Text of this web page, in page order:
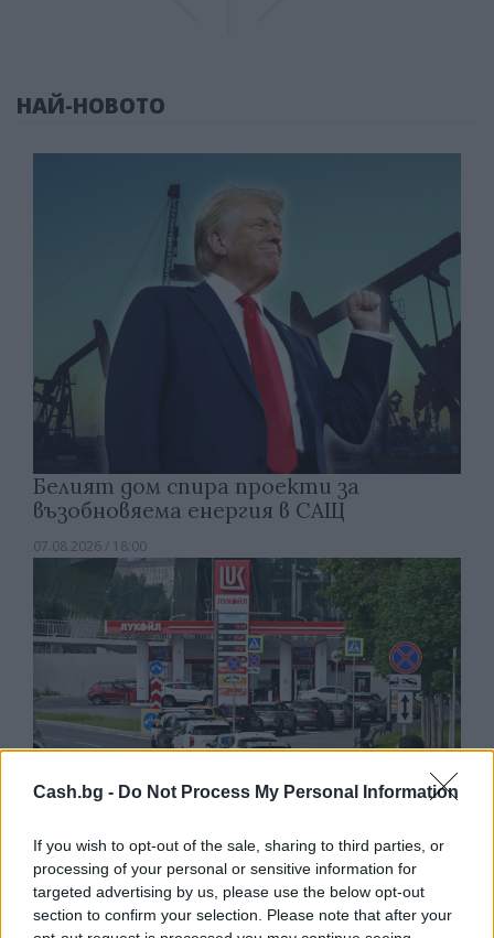
Cash.bg - Do Not Process My Personal Information
If you wish to opt-out of the sale, sharing to third parties, or
processing of your personal or sensitive information for
targeted advertising by us, please use the below opt-out
section to confirm your selection. Please note that after your
НАЙ-НОВОТО
Белият дом спира проекти за
възобновяема енергия в САЩ
07.08.2026 / 18:00
Русия започна да внася петролни
продукти от Южна Корея.